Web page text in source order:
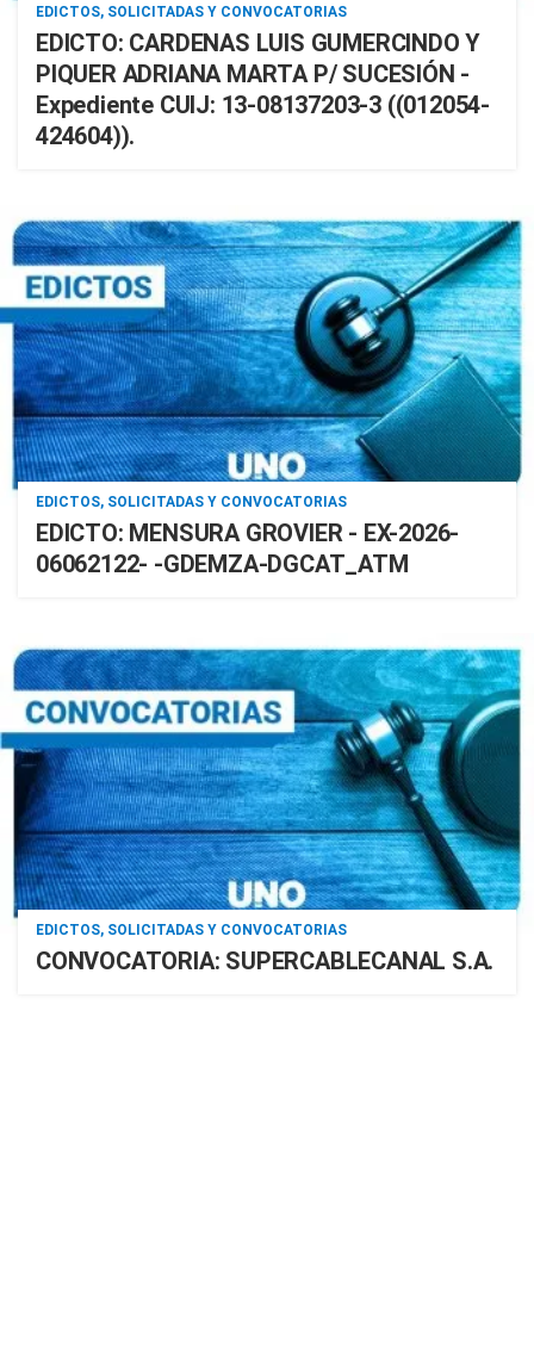
EDICTOS, SOLICITADAS Y CONVOCATORIAS
EDICTO: CARDENAS LUIS GUMERCINDO Y
PIQUER ADRIANA MARTA P/ SUCESIÓN -
Expediente CUIJ: 13-08137203-3 ((012054-
424604)).
EDICTOS, SOLICITADAS Y CONVOCATORIAS
EDICTO: MENSURA GROVIER - EX-2026-
06062122- -GDEMZA-DGCAT_ATM
EDICTOS, SOLICITADAS Y CONVOCATORIAS
CONVOCATORIA: SUPERCABLECANAL S.A.